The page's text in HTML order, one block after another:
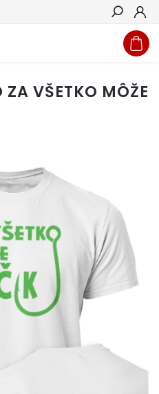
Hľadať
VŠETKO MÔŽE